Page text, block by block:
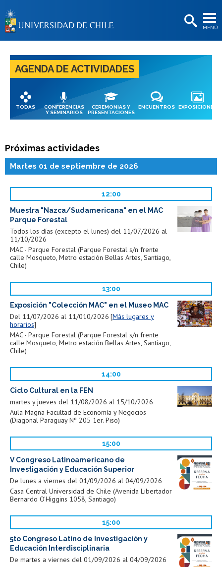
MENÚ
BIBLIOTECAS
Postulantes
Estudiantes
Académicas/os
Egresadas/os
AGENDA DE ACTIVIDADES
TODAS
CONFERENCIAS
Y SEMINARIOS
CEREMONIAS Y
PRESENTACIONES
ENCUENTROS EXPOSICIONES
Próximas actividades
Martes 01 de septiembre de 2026
12:00
Muestra "Nazca/Sudamericana" en el MAC
Parque Forestal
Todos los días (excepto el lunes) del 11/07/2026 al
11/10/2026
MAC - Parque Forestal (Parque Forestal s/n frente
calle Mosqueto, Metro estación Bellas Artes, Santiago,
Chile)
13:00
Exposición "Colección MAC" en el Museo MAC
Del 11/07/2026 al 11/010/2026 Más lugares y
horarios
MAC - Parque Forestal (Parque Forestal s/n frente
calle Mosqueto, Metro estación Bellas Artes, Santiago,
Chile)
14:00
Ciclo Cultural en la FEN
martes y jueves del 11/08/2026 al 15/10/2026
Aula Magna Facultad de Economía y Negocios
(Diagonal Paraguay Nº 205 1er. Piso)
15:00
V Congreso Latinoamericano de
Investigación y Educación Superior
De lunes a viernes del 01/09/2026 al 04/09/2026
Casa Central Universidad de Chile (Avenida Libertador
Bernardo O'Higgins 1058, Santiago)
15:00
5to Congreso Latino de Investigación y
Educación Interdisciplinaria
De martes a viernes del 01/09/2026 al 04/09/2026